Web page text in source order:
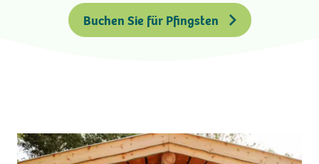
Buchen Sie für Pfingsten